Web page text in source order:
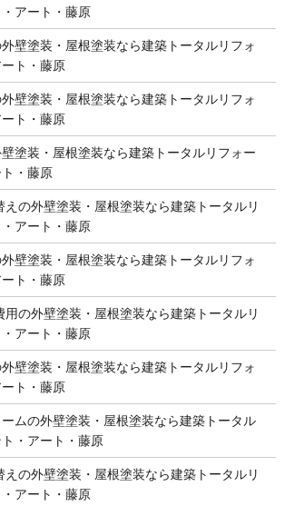
アート・藤原
壁塗装・屋根塗装なら建築トータルリフォ
ト・藤原
壁塗装・屋根塗装なら建築トータルリフォ
ト・藤原
塗装・屋根塗装なら建築トータルリフォー
・藤原
の外壁塗装・屋根塗装なら建築トータルリ
アート・藤原
壁塗装・屋根塗装なら建築トータルリフォ
ト・藤原
の外壁塗装・屋根塗装なら建築トータルリ
アート・藤原
壁塗装・屋根塗装なら建築トータルリフォ
ト・藤原
ムの外壁塗装・屋根塗装なら建築トータル
・アート・藤原
の外壁塗装・屋根塗装なら建築トータルリ
アート・藤原